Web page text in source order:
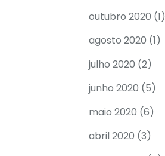
outubro 2020 (1)
agosto 2020 (1)
julho 2020 (2)
junho 2020 (5)
maio 2020 (6)
abril 2020 (3)